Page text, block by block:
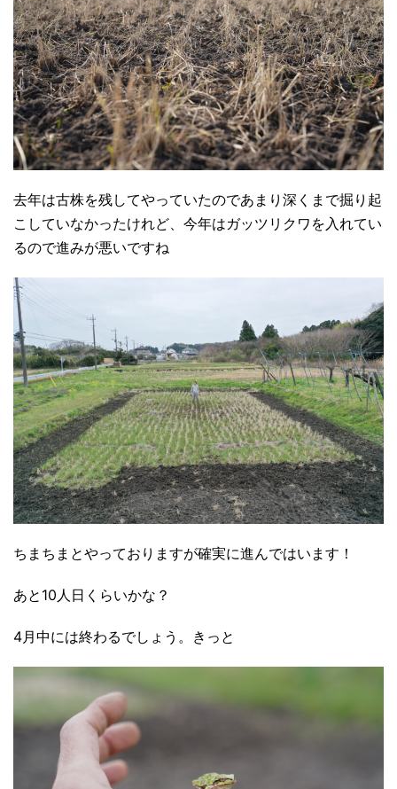
去年は古株を残してやっていたのであまり深くまで掘り起
こしていなかったけれど、今年はガッツリクワを入れてい
るので進みが悪いですね
ちまちまとやっておりますが確実に進んではいます！
あと10人日くらいかな？
4月中には終わるでしょう。きっと